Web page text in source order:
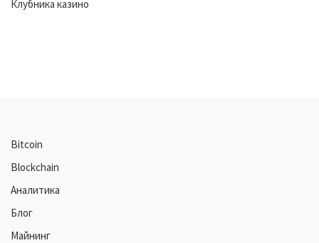
Клубника казино
Bitcoin
Blockchain
Аналитика
Блог
Майнинг